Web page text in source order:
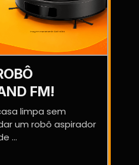
FM!
limpa sem
um robô aspirador
...